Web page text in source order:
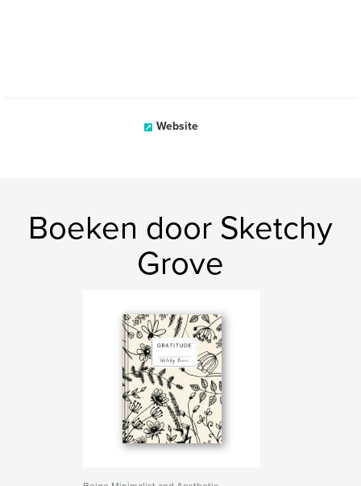
Website
Boeken door Sketchy
Grove